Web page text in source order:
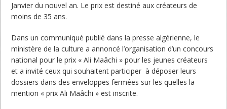
Janvier du nouvel an. Le prix est destiné aux créateurs de
moins de 35 ans.
Dans un communiqué publié dans la presse algérienne, le
ministère de la culture a annoncé l’organisation d’un concours
national pour le prix « Ali Maâchi » pour les jeunes créateurs
et a invité ceux qui souhaitent participer à déposer leurs
dossiers dans des enveloppes fermées sur les quelles la
mention « prix Ali Maâchi » est inscrite.